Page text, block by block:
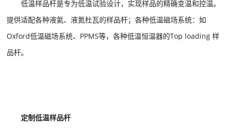
低温样品杆是专为低温试验设计，实现样品的精确变温和控温。
提供适配各种液氦、液氮杜瓦的样品杆；各种低温磁场系统：如
Oxford低温磁场系统、PPMS等，各种低温恒温器的Top loading 样
品杆。
定制低温样品杆